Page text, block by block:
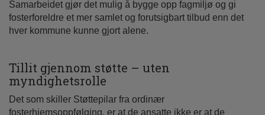
Samarbeidet gjør det mulig å bygge opp fagmiljø og gi
fosterforeldre et mer samlet og forutsigbart tilbud enn det
hver kommune kunne gjort alene.
Tillit gjennom støtte – uten
myndighetsrolle
Det som skiller Støttepilar fra ordinær
fosterhjemsoppfølging, er at de ansatte ikke er at de